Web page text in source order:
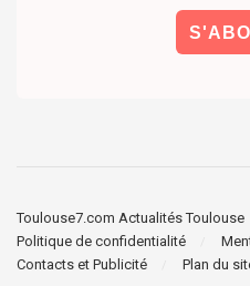
Toulouse7.com Actualités Toulouse
Politique de confidentialité
Contacts et Publicité
Plan du